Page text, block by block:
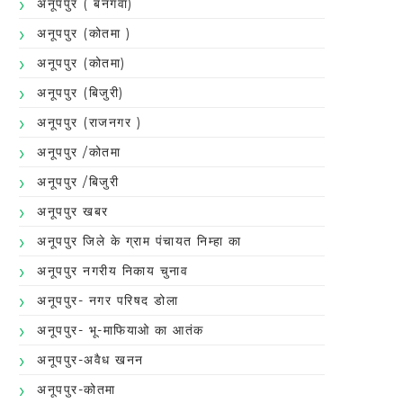
अनूपपुर ( बनगवा)
अनूपपुर (कोतमा )
अनूपपुर (कोतमा)
अनूपपुर (बिजुरी)
अनूपपुर (राजनगर )
अनूपपुर /कोतमा
अनूपपुर /बिजुरी
अनूपपुर खबर
अनूपपुर जिले के ग्राम पंचायत निम्हा का
अनूपपुर नगरीय निकाय चुनाव
अनूपपुर- नगर परिषद डोला
अनूपपुर- भू-माफियाओ का आतंक
अनूपपुर-अवैध खनन
अनूपपुर-कोतमा